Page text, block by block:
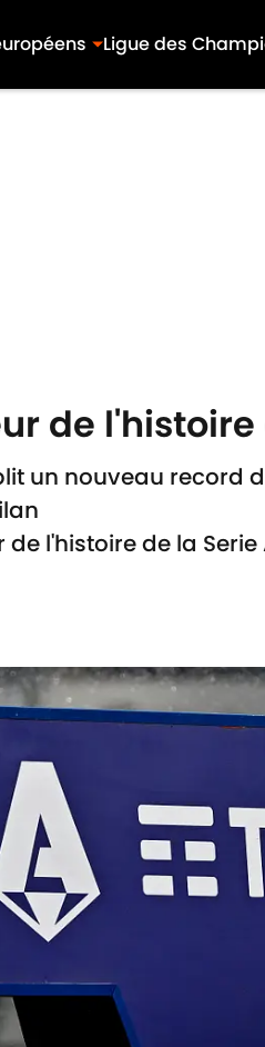
Ligue des
de l'histoire
un nouveau record
l'histoire de la Serie